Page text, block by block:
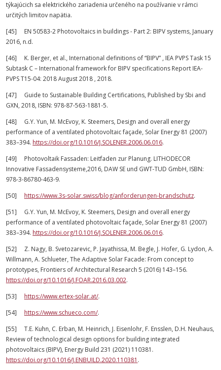
týkajúcich sa elektrického zariadenia určeného na používanie v rámci
určitých limitov napätia.
[45] EN 50583-2 Photovoltaics in buildings - Part 2: BIPV systems, January
2016, n.d.
[46] K. Berger, et al., International definitions of “BIPV” , IEA PVPS Task 15
Subtask C – International framework for BIPV specifications Report IEA-
PVPS T15-04: 2018 August 2018 , 2018.
[47] Guide to Sustainable Building Certifications, Published by Sbi and
GXN, 2018, ISBN: 978-87-563-1881-5.
[48] G.Y. Yun, M. McEvoy, K. Steemers, Design and overall energy
performance of a ventilated photovoltaic façade, Solar Energy 81 (2007)
383–394. https://doi.org/10.1016/J.SOLENER.2006.06.016.
[49] Photovoltaik Fassaden: Leitfaden zur Planung. LITHODECOR
Innovative Fassadensysteme,2016, DAW SE und GWT-TUD GmbH, ISBN:
978-3-86780-463-9.
[50] https://www.3s-solar.swiss/blog/anforderungen-brandschutz.
[51] G.Y. Yun, M. McEvoy, K. Steemers, Design and overall energy
performance of a ventilated photovoltaic façade, Solar Energy 81 (2007)
383–394. https://doi.org/10.1016/J.SOLENER.2006.06.016.
[52] Z. Nagy, B. Svetozarevic, P. Jayathissa, M. Begle, J. Hofer, G. Lydon, A.
Willmann, A. Schlueter, The Adaptive Solar Facade: From concept to
prototypes, Frontiers of Architectural Research 5 (2016) 143–156.
https://doi.org/10.1016/J.FOAR.2016.03.002.
[53] https://www.ertex-solar.at/.
[54] https://www.schueco.com/.
[55] T.E. Kuhn, C. Erban, M. Heinrich, J. Eisenlohr, F. Ensslen, D.H. Neuhaus,
Review of technological design options for building integrated
photovoltaics (BIPV), Energy Build 231 (2021) 110381.
https://doi.org/10.1016/J.ENBUILD.2020.110381 .